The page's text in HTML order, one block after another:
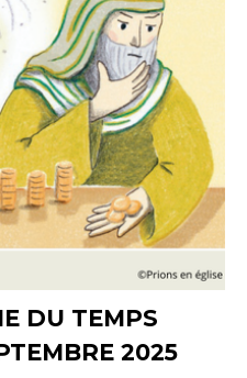
DU TEMPS
2025